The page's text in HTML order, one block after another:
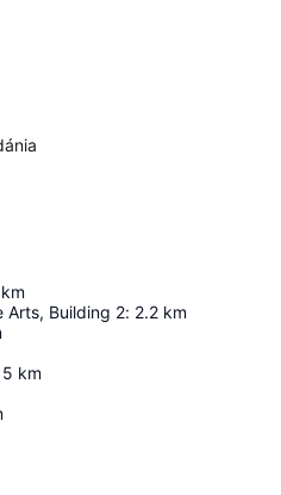
km
Arts, Building 2: 2.2 km
5 km